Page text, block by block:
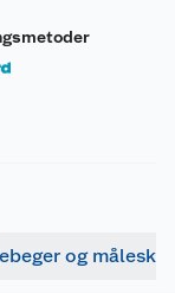
og måleskje